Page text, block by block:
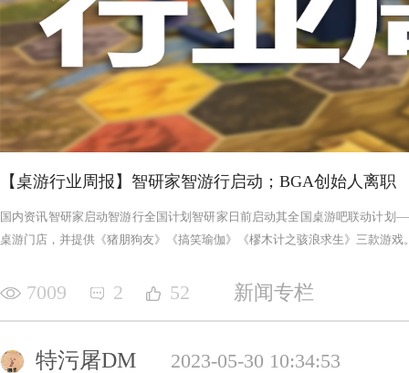
【桌游行业周报】智研家智游行启动；BGA创始人离职
国内资讯智研家启动智游行全国计划智研家日前启动其全国桌游吧联动计
桌游门店，并提供《猪朋狗友》《搞笑瑜伽》《樛木计之骇浪求生》三款游戏
7009 2 52 新闻专栏
特污屠DM 2023-05-30 10:34:53